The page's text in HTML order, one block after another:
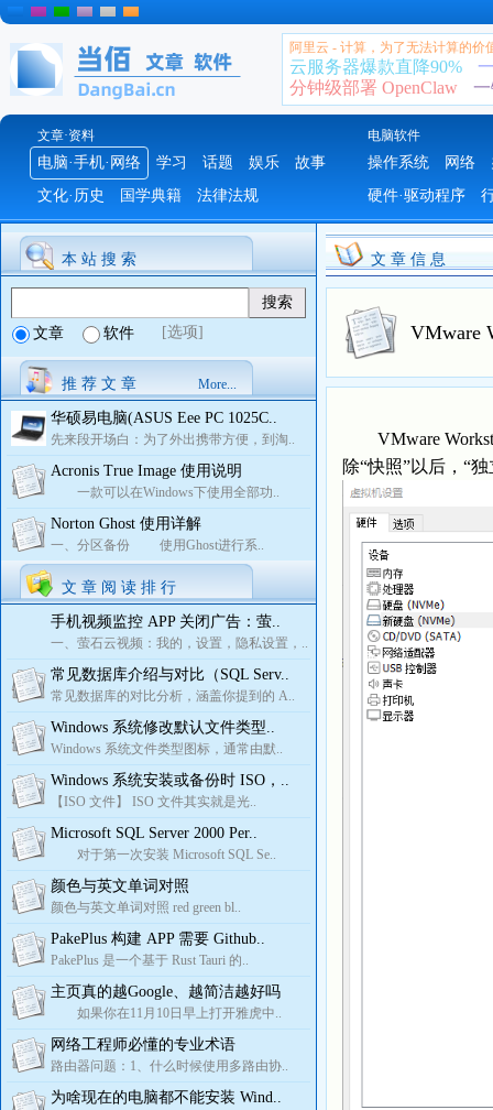
阿里云 - 计算，为了无法计算的价
云服务器爆款直降90%
分钟级部署 OpenClaw
文章·资料 电脑软件
电脑·手机·网络 学习 话题 娱乐
故事
文化·历史
国学典籍 法律法规
操作系统 网络
硬件·驱动程序
本 站 搜 索
文章 软件 [选项]
推 荐 文 章 More...
华硕易电脑(ASUS Eee PC 1025C..
先来段开场白：为了外出携带方便，到淘..
Acronis True Image 使用说明
一款可以在Windows下使用全部功..
Norton Ghost 使用详解
一、分区备份 使用Ghost进行系..
文 章 阅 读 排 行
手机视频监控 APP 关闭广告：萤..
一、萤石云视频：我的，设置，隐私设置，..
常见数据库介绍与对比（SQL Serv..
常见数据库的对比分析，涵盖你提到的 A..
Windows 系统修改默认文件类型..
Windows 系统文件类型图标，通常由默..
Windows 系统安装或备份时 ISO，..
【ISO 文件】 ISO 文件其实就是光..
Microsoft SQL Server 2000 Per..
对于第一次安装 Microsoft SQL Se..
颜色与英文单词对照
颜色与英文单词对照 red green bl..
PakePlus 构建 APP 需要 Github..
PakePlus 是一个基于 Rust Tauri 的..
主页真的越Google、越简洁越好吗
如果你在11月10日早上打开雅虎中..
网络工程师必懂的专业术语
路由器问题：1、什么时候使用多路由协..
为啥现在的电脑都不能安装 Wind..
文 章 信 息
VMware
VMware
除“快照”以后，“